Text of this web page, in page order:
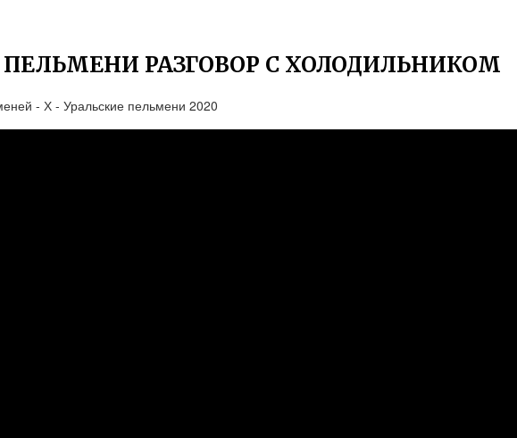
ПЕЛЬМЕНИ РАЗГОВОР С ХОЛОДИЛЬНИКОМ
- Х - Уральские пельмени 2020